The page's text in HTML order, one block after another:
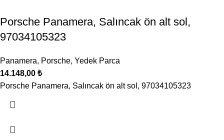
Porsche Panamera, Salıncak ön alt sol,
97034105323
Panamera, Porsche, Yedek Parca
14.148,00 ₺
Porsche Panamera, Salıncak ön alt sol, 97034105323